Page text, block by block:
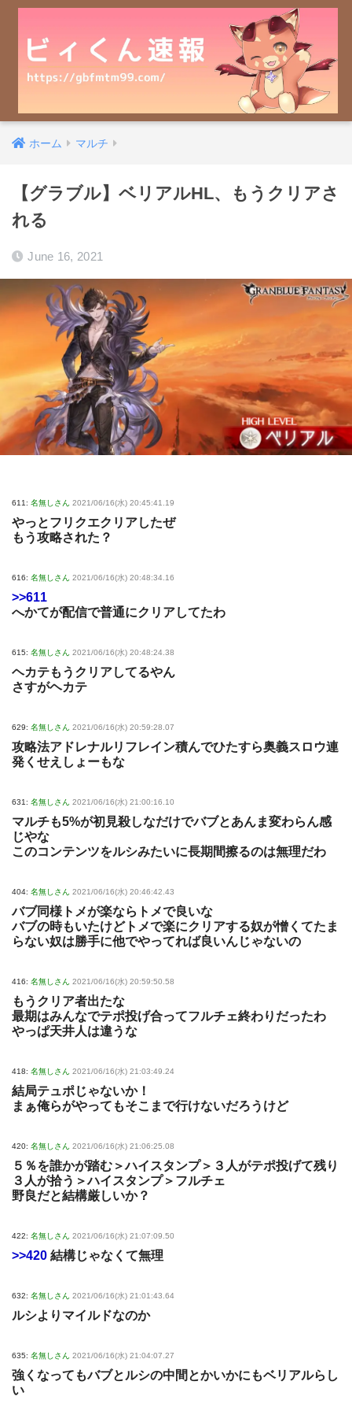
ホーム マルチ
【グラブル】ベリアルHL、もうクリアさ
れる
June 16, 2021
611: 名無しさん 2021/06/16(水) 20:45:41.19
やっとフリクエクリアしたぜ
もう攻略された？
616: 名無しさん 2021/06/16(水) 20:48:34.16
>>611
へかてが配信で普通にクリアしてたわ
615: 名無しさん 2021/06/16(水) 20:48:24.38
ヘカテもうクリアしてるやん
さすがヘカテ
629: 名無しさん 2021/06/16(水) 20:59:28.07
攻略法アドレナルリフレイン積んでひたすら奥義スロウ連
発くせえしょーもな
631: 名無しさん 2021/06/16(水) 21:00:16.10
マルチも5%が初見殺しなだけでバブとあんま変わらん感
じやな
このコンテンツをルシみたいに長期間擦るのは無理だわ
404: 名無しさん 2021/06/16(水) 20:46:42.43
バブ同様トメが楽ならトメで良いな
バブの時もいたけどトメで楽にクリアする奴が憎くてたま
らない奴は勝手に他でやってれば良いんじゃないの
416: 名無しさん 2021/06/16(水) 20:59:50.58
もうクリア者出たな
最期はみんなでテポ投げ合ってフルチェ終わりだったわ
やっぱ天井人は違うな
418: 名無しさん 2021/06/16(水) 21:03:49.24
結局テュポじゃないか！
まぁ俺らがやってもそこまで行けないだろうけど
420: 名無しさん 2021/06/16(水) 21:06:25.08
５％を誰かが踏む＞ハイスタンプ＞３人がテポ投げて残り
３人が拾う＞ハイスタンプ＞フルチェ
野良だと結構厳しいか？
422: 名無しさん 2021/06/16(水) 21:07:09.50
>>420 結構じゃなくて無理
632: 名無しさん 2021/06/16(水) 21:01:43.64
ルシよりマイルドなのか
635: 名無しさん 2021/06/16(水) 21:04:07.27
強くなってもバブとルシの中間とかいかにもベリアルらし
い